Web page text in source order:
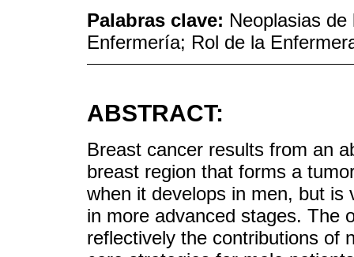
Palabras clave: Neoplasias
Enfermería; Rol de la
ABSTRACT:
Breast cancer results from an
breast region that forms a
when it develops in men, but is
in more advanced stages. The
reflectively the contributions of